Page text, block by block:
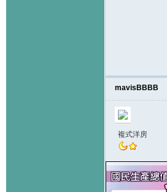
mavisBBBB
複式洋房